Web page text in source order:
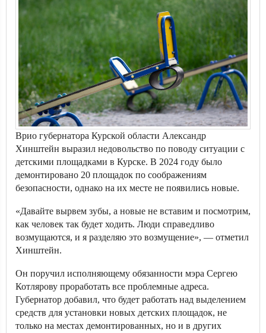
Врио губернатора Курской области Александр
Хинштейн выразил недовольство по поводу ситуации с
детскими площадками в Курске. В 2024 году было
демонтировано 20 площадок по соображениям
безопасности, однако на их месте не появились новые.
«Давайте вырвем зубы, а новые не вставим и посмотрим,
как человек так будет ходить. Люди справедливо
возмущаются, и я разделяю это возмущение», — отметил
Хинштейн.
Он поручил исполняющему обязанности мэра Сергею
Котлярову проработать все проблемные адреса.
Губернатор добавил, что будет работать над выделением
средств для установки новых детских площадок, не
только на местах демонтированных, но и в других